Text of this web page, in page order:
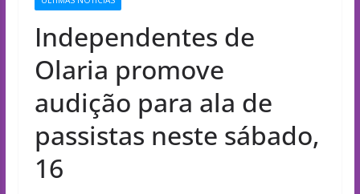
Independentes de
Olaria promove
audição para ala de
passistas neste sábado,
16